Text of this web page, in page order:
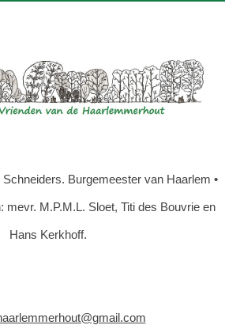
Burgemeester van Haarlem •
mevr. M.P.M.L. Sloet, Titi des Bouvrie en
Hans Kerkhoff.